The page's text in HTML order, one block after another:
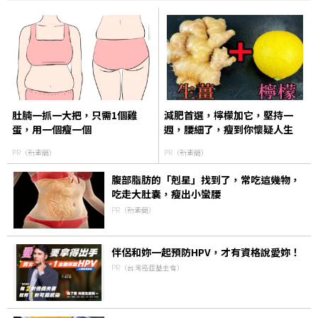
肚腩一抓一大把，只需1個雞
蛋，用一個瘦一個
PR（新素簡）
減肥首選，檸檬加它，堅持一
週，腰細了，瘦到你懷疑人生
PR（新素簡）
腹部脂肪的「剋星」找到了，常吃這幾物，
吃走大肚囊，瘦出小蠻腰
PR（新素簡）
伴侶和妳一起預防HPV，才有資格說愛妳！
PR（台灣癌症基金會）